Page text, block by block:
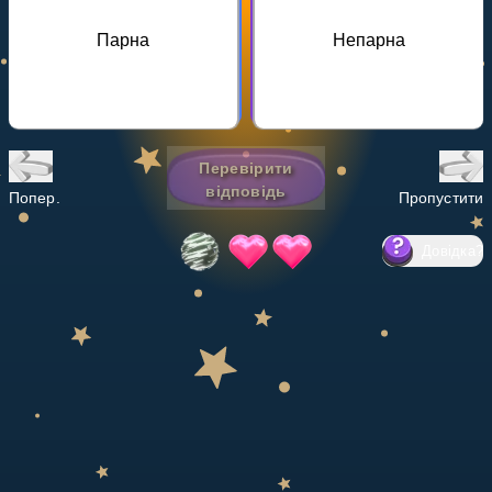
НАВЧАЛЬНИЙ ПЛАН
Парна Непарна
Попер.
Перевірити
відповідь
Пропустити
?